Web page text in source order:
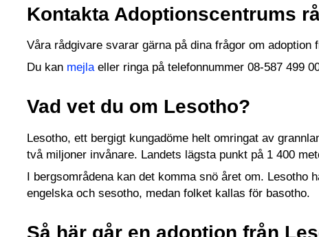
Kontakta Adoptionscentrums
Våra rådgivare svarar gärna på dina frågor om
Du kan mejlaeller ringa på telefonnummer 08-587 499
Vad vet du om Lesotho?
Lesotho, ett bergigt kungadöme helt omringat av
två miljoner invånare. Landets lägsta punkt på 1 400
I bergsområdena kan det komma snö året om. Lesotho
engelska och sesotho, medan folket kallas för basotho.
Så här går en adoption från